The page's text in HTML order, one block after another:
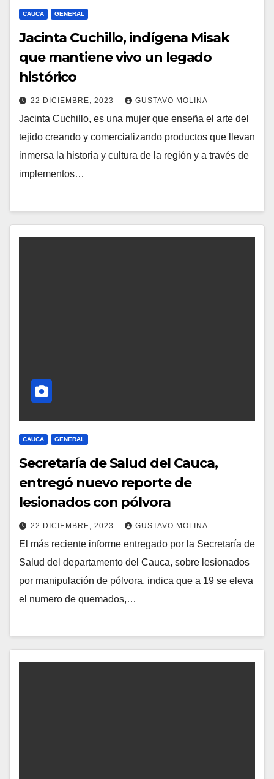
CAUCA GENERAL
Jacinta Cuchillo, indígena Misak
que mantiene vivo un legado
histórico
22 DICIEMBRE, 2023 GUSTAVO MOLINA
Jacinta Cuchillo, es una mujer que enseña el arte del
tejido creando y comercializando productos que llevan
inmersa la historia y cultura de la región y a través de
implementos…
CAUCA GENERAL
Secretaría de Salud del Cauca,
entregó nuevo reporte de
lesionados con pólvora
22 DICIEMBRE, 2023 GUSTAVO MOLINA
El más reciente informe entregado por la Secretaría de
Salud del departamento del Cauca, sobre lesionados
por manipulación de pólvora, indica que a 19 se eleva
el numero de quemados,…